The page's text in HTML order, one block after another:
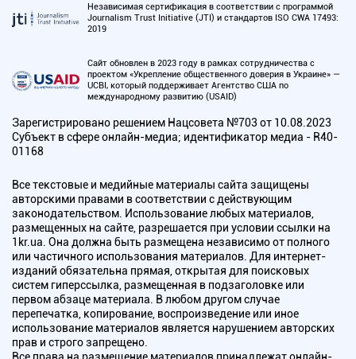
Независимая сертификация в соответствии с программой
Journalism Trust Initiative (JTI) и стандартов ISO CWA 17493:
2019
Сайт обновлен в 2023 году в рамках сотрудничества с
проектом «Укрепление общественного доверия в Украине» —
UCBI, который поддерживает Агентство США по
международному развитию (USAID)
Зарегистрировано решением Нацсовета №703 от 10.08.2023
Субъект в сфере онлайн-медиа; идентификатор медиа - R40-
01168
Все текстовые и медийные материалы сайта защищены
авторскими правами в соответствии с действующим
законодательством. Использование любых материалов,
размещенных на сайте, разрешается при условии ссылки на
1kr.ua. Она должна быть размещена независимо от полного
или частичного использования материалов. Для интернет-
изданий обязательна прямая, открытая для поисковых
систем гиперссылка, размещенная в подзаголовке или
первом абзаце материала. В любом другом случае
перепечатка, копирование, воспроизведение или иное
использование материалов является нарушением авторских
прав и строго запрещено.